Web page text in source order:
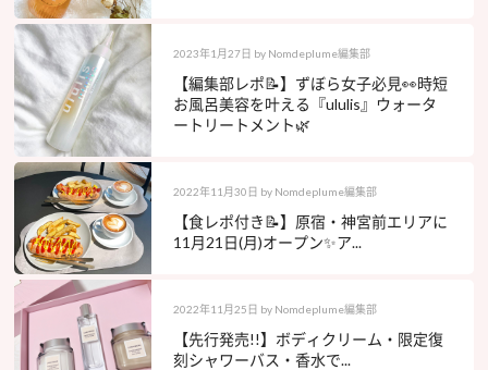
2023年1月27日 by Nomdeplume編集部
【編集部レポ📝】ずぼら女子必見👀時短
お風呂美容を叶える『ululis』ウォータ
ートリートメント🌿
2022年11月30日 by Nomdeplume編集部
【食レポ付き📝】原宿・神宮前エリアに
11月21日(月)オープン✨ア...
2022年11月25日 by Nomdeplume編集部
【先行発売!!】ボディクリーム・限定復
刻シャワーバス・香水で...